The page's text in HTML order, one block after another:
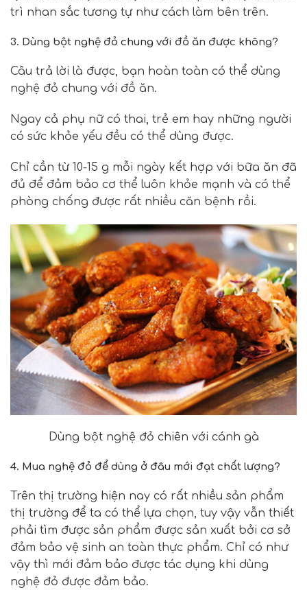
trì nhan sắc tương tự như cách làm bên trên.
3. Dùng bột nghệ đỏ chung với đồ ăn được không?
Câu trả lời là được, bạn hoàn toàn có thể dùng
nghệ đỏ chung với đồ ăn.
Ngay cả phụ nữ có thai, trẻ em hay những người
có sức khỏe yếu đều có thể dùng được.
Chỉ cần từ 10-15 g mỗi ngày kết hợp với bữa ăn đã
đủ để đảm bảo cơ thể luôn khỏe mạnh và có thể
phòng chống được rất nhiều căn bệnh rồi.
Dùng bột nghệ đỏ chiên với cánh gà
4. Mua nghệ đỏ để dùng ở đâu mới đạt chất lượng?
Trên thị trường hiện nay có rất nhiều sản phẩm
thị trường để ta có thể lựa chọn, tuy vậy vẫn thiết
phải tìm được sản phẩm được sản xuất bởi cơ sở
đảm bảo vệ sinh an toàn thực phẩm. Chỉ có như
vậy thì mới đảm bảo được tác dụng khi dùng
nghệ đỏ được đảm bảo.